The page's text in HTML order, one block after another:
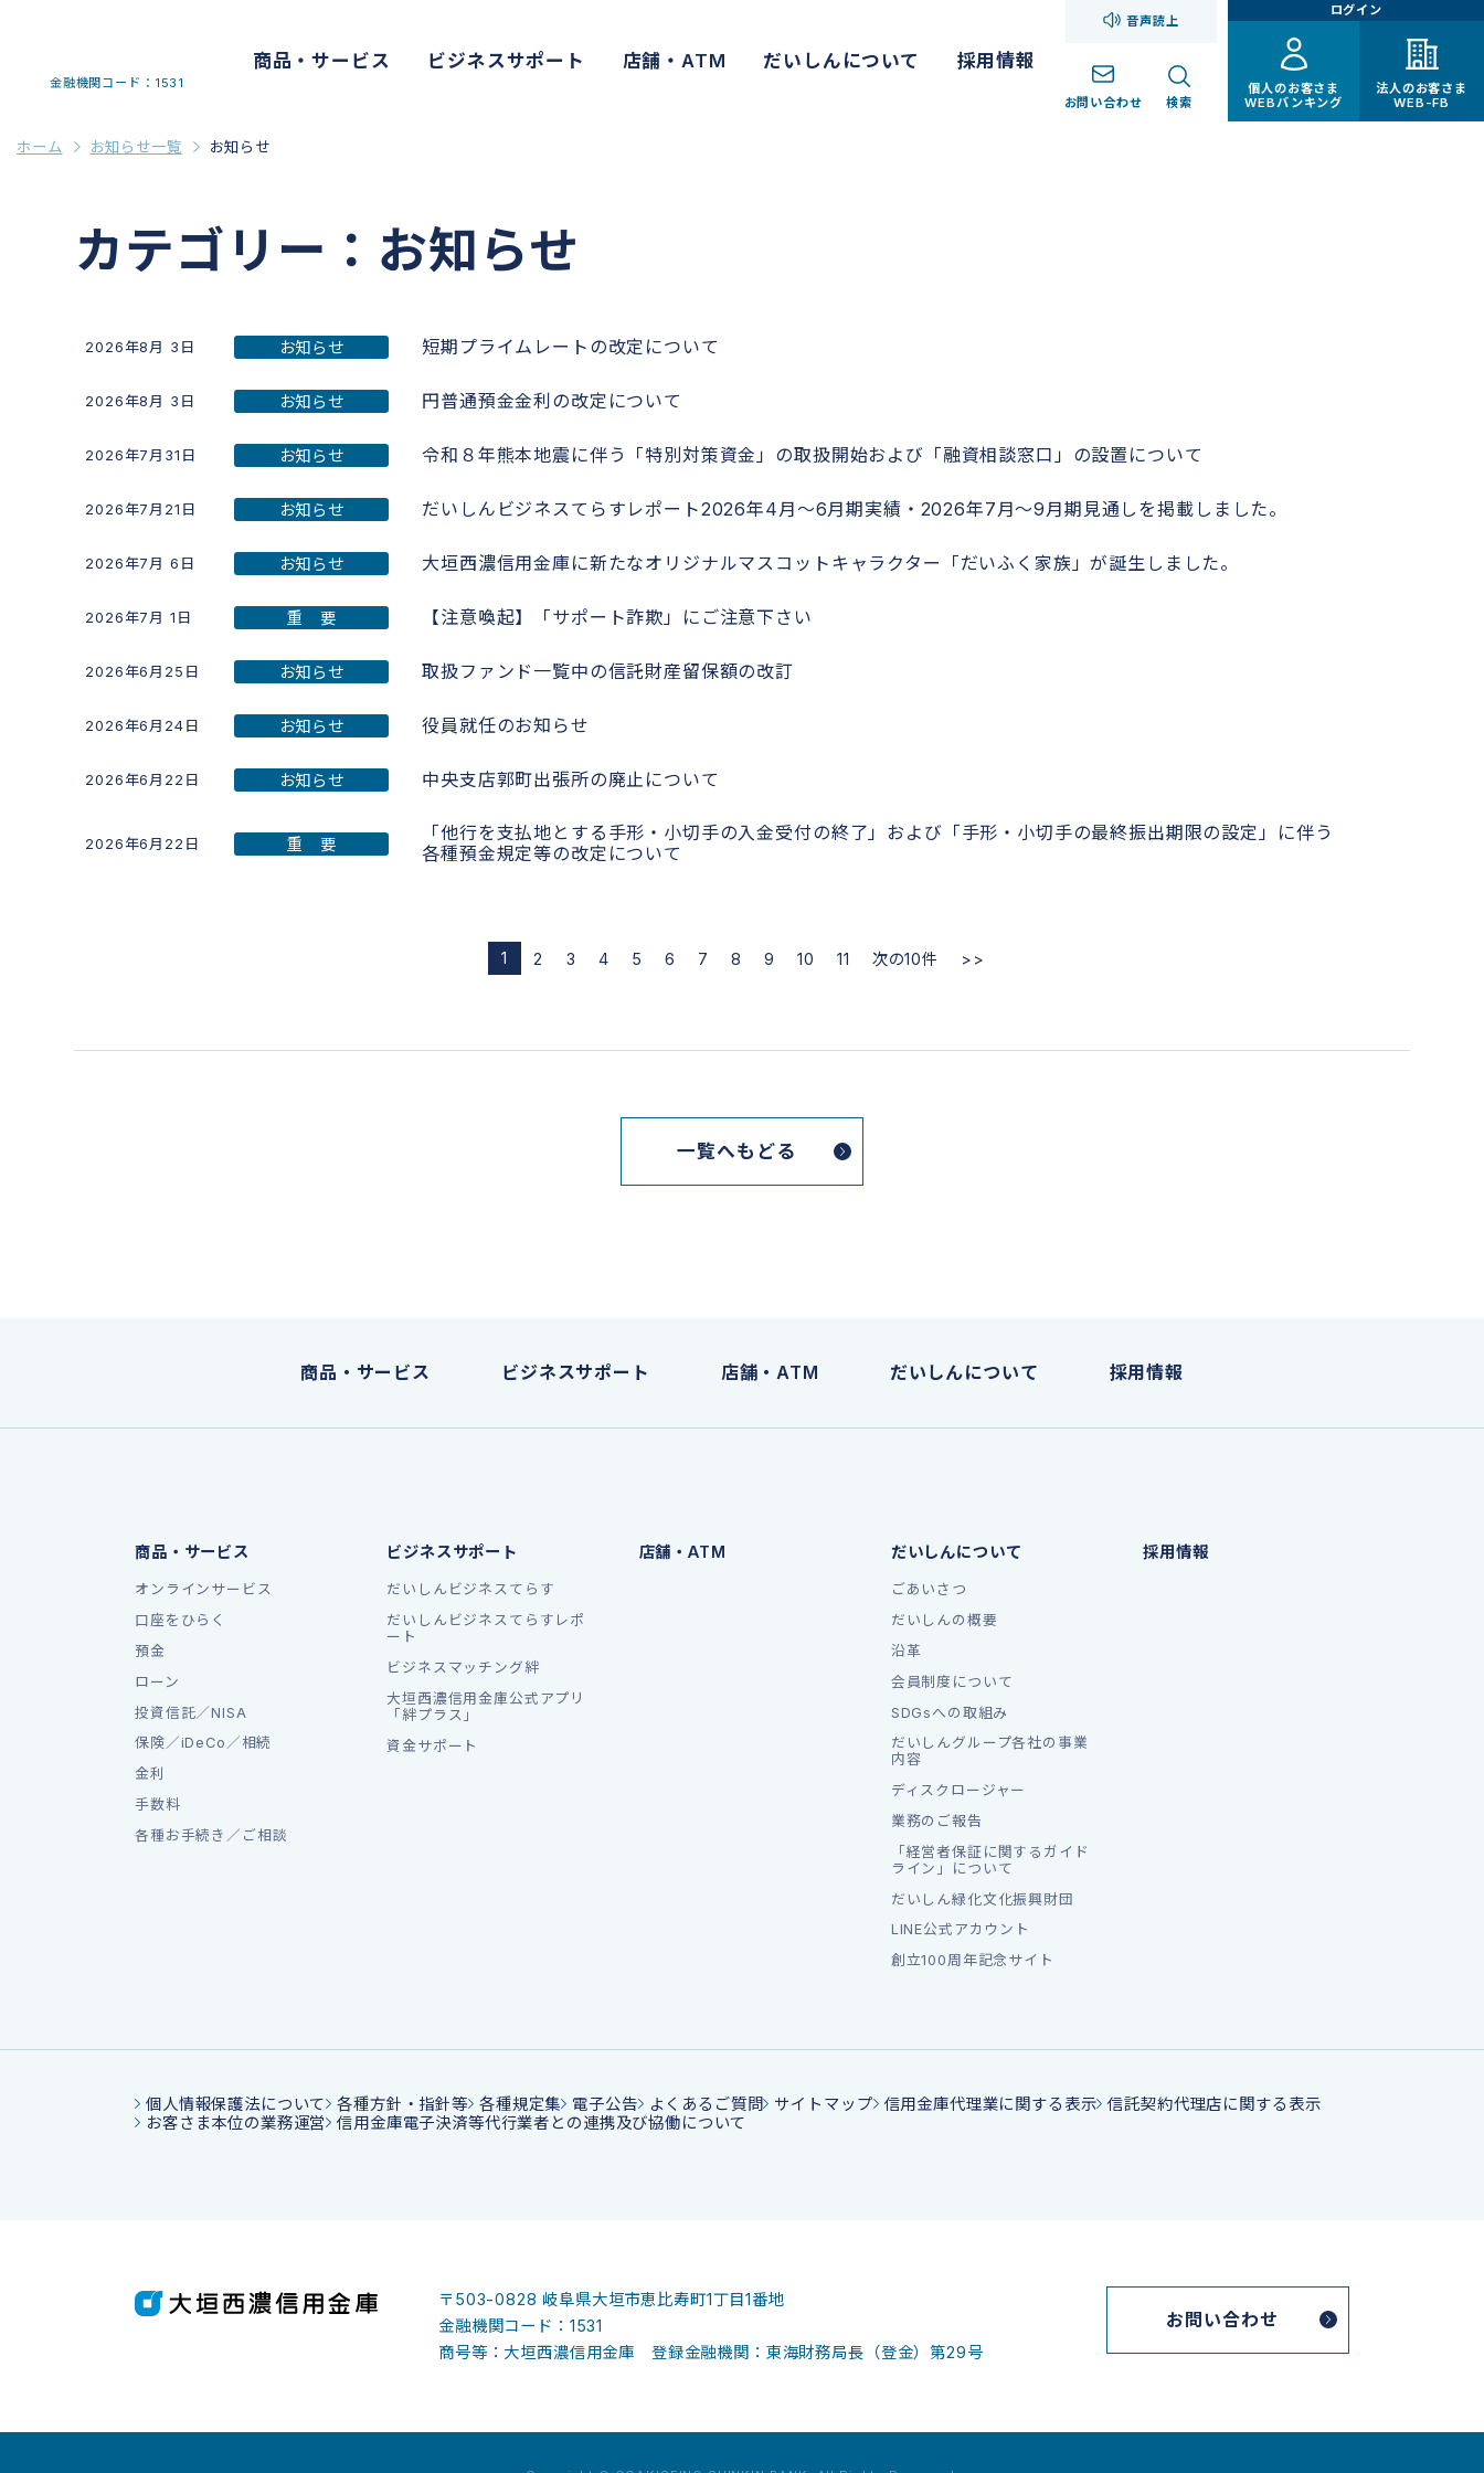
金融機関コード：1531
商品・サービス ビジネスサポート 店舗・ATM だいしんについて 採用情報
音声読上
お問い合わせ 検索
ログイン
個人のお客さま
WEBバンキング
法人のお客さま
WEB-FB
ホーム お知らせ一覧 お知らせ
カテゴリー：お知らせ
2026年8月 3日 お知らせ 短期プライムレートの改定について
2026年8月 3日 お知らせ 円普通預金金利の改定について
2026年7月31日 お知らせ 令和８年熊本地震に伴う「特別対策資金」の取扱開始および「融資相談窓口」の設置について
2026年7月21日 お知らせ だいしんビジネスてらすレポート2026年4月～6月期実績・2026年7月～9月期見通しを掲載しました。
2026年7月 6日 お知らせ 大垣西濃信用金庫に新たなオリジナルマスコットキャラクター「だいふく家族」が誕生しました。
2026年7月 1日 重 要 【注意喚起】「サポート詐欺」にご注意下さい
2026年6月25日 お知らせ 取扱ファンド一覧中の信託財産留保額の改訂
2026年6月24日 お知らせ 役員就任のお知らせ
2026年6月22日 お知らせ 中央支店郭町出張所の廃止について
2026年6月22日 重 要
「他行を支払地とする手形・小切手の入金受付の終了」および「手形・小切手の最終振出期限の設定」に伴う
各種預金規定等の改定について
1 2 3 4 5 6 7 8 9 10 11 次の10件 >>
一覧へもどる
商品・サービス ビジネスサポート 店舗・ATM だいしんについて 採用情報
商品・サービス
オンラインサービス
口座をひらく
預金
ローン
投資信託／NISA
保険／iDeCo／相続
金利
手数料
各種お手続き／ご相談
ビジネスサポート
だいしんビジネスてらす
だいしんビジネスてらすレポ
ート
ビジネスマッチング絆
大垣西濃信用金庫公式アプリ
「絆プラス」
資金サポート
店舗・ATM だいしんについて
ごあいさつ
だいしんの概要
沿革
会員制度について
SDGsへの取組み
だいしんグループ各社の事業
内容
ディスクロージャー
業務のご報告
「経営者保証に関するガイド
ライン」について
だいしん緑化文化振興財団
LINE公式アカウント
創立100周年記念サイト
採用情報
個人情報保護法について 各種方針・指針等 各種規定集 電子公告 よくあるご質問 サイトマップ 信用金庫代理業に関する表示 信託契約代理店に関する表示
お客さま本位の業務運営 信用金庫電子決済等代行業者との連携及び協働について
〒503-0828 岐阜県大垣市恵比寿町1丁目1番地
金融機関コード：1531
商号等：大垣西濃信用金庫 登録金融機関：東海財務局長（登金）第29号
お問い合わせ